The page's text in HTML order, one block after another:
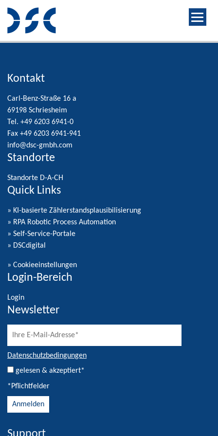
Kontakt
Carl-Benz-Straße 16 a
69198 Schriesheim
Tel. +49 6203 6941-0
Fax +49 6203 6941-941
info@dsc-gmbh.com
Standorte
Standorte D-A-CH
Quick Links
» KI-basierte Zählerstandsplausibilisierung
» RPA Robotic Process Automation
» Self-Service-Portale
» DSCdigital
» Cookieeinstellungen
Login-Bereich
Login
Newsletter
Datenschutzbedingungen
gelesen & akzeptiert*
*Pflichtfelder
Alternative: